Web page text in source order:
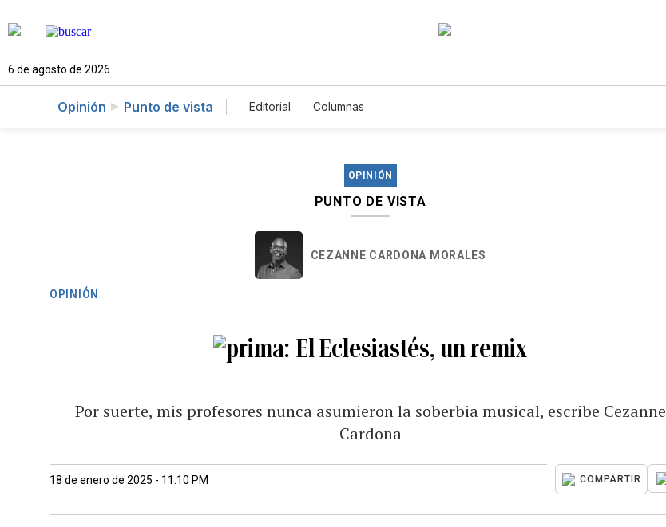
6 de agosto de 2026
Opinión Punto de vista Editorial Columnas
OPINIÓN
PUNTO DE VISTA
CEZANNE CARDONA MORALES
OPINIÓN
El Eclesiastés, un remix
Por suerte, mis profesores nunca asumieron la soberbia musical, escribe Cezanne
Cardona
18 de enero de 2025 - 11:10 PM COMPARTIR